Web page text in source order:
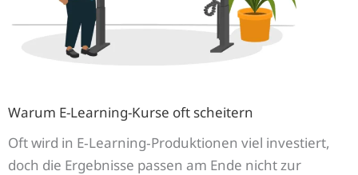
Warum E-Learning-Kurse oft scheitern
Oft wird in E‑Learning‑Produktionen viel investiert,
doch die Ergebnisse passen am Ende nicht zur